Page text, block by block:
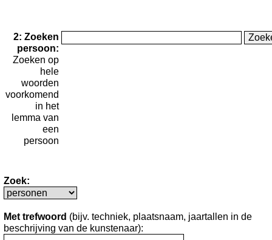
2: Zoeken
persoon:
Zoeken op
hele
woorden
voorkomend
in het
lemma van
een
persoon
Zoek:
Met trefwoord (bijv. techniek, plaatsnaam, jaartallen in de
beschrijving van de kunstenaar):